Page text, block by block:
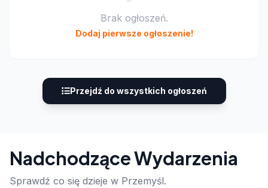
Brak ogłoszeń.
Dodaj pierwsze ogłoszenie!
Przejdź do wszystkich ogłoszeń
Nadchodzące Wydarzenia
Sprawdź co się dzieje w Przemyśl.